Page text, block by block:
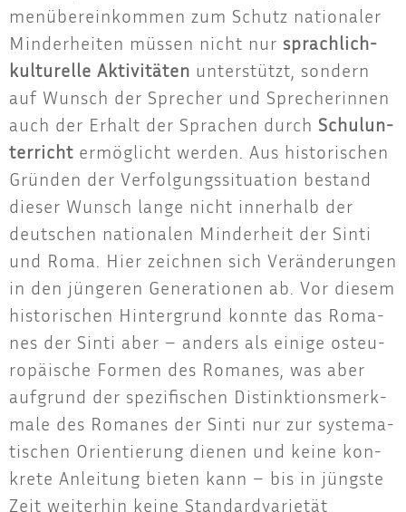
men­über­ein­kom­men zum Schutz natio­na­ler
Min­der­hei­ten müs­sen nicht nur sprach­lich-
kul­tu­rel­le Akti­vi­tä­ten unter­stützt, son­dern
auf Wunsch der Spre­cher und Spre­che­rin­nen
auch der Erhalt der Spra­chen durch Schul­un­
ter­richt ermög­licht wer­den. Aus his­to­ri­schen
Grün­den der Ver­fol­gungs­si­tua­ti­on bestand
die­ser Wunsch lan­ge nicht inner­halb der
deut­schen natio­na­len Min­der­heit der Sin­ti
und Roma. Hier zeich­nen sich Ver­än­de­run­gen
in den jün­ge­ren Gene­ra­tio­nen ab. Vor die­sem
his­to­ri­schen Hin­ter­grund konn­te das Roma­
nes der Sin­ti aber – anders als eini­ge ost­eu­
ro­päi­sche For­men des Roma­nes, was aber
auf­grund der spe­zi­fi­schen Distink­ti­ons­merk­
ma­le des Roma­nes der Sin­ti nur zur sys­te­ma­
ti­schen Ori­en­tie­rung die­nen und kei­ne kon­
kre­te Anlei­tung bie­ten kann – bis in jüngs­te
Zeit wei­ter­hin kei­ne Stan­dard­va­rie­tät